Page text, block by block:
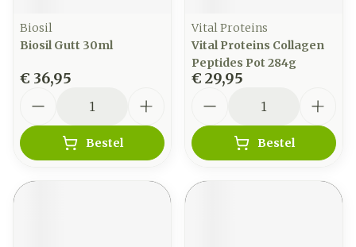
Biosil
Biosil Gutt 30ml
€ 36,95
Bestel
Vital Proteins
Vital Proteins Collagen
Peptides Pot 284g
€ 29,95
Bestel